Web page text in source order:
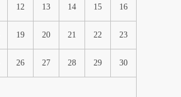
12 13 14 15 16
19 20 21 22 23
26 27 28 29 30